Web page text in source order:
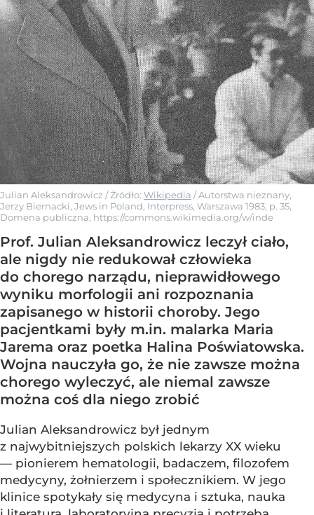
Julian Aleksandrowicz / Źródło: Wikipedia /Autorstwa nieznany,
Jerzy Biernacki, Jews in Poland, Interpress, Warszawa 1983, p. 35,
Domena publiczna, https://commons.wikimedia.org/w/inde
Prof. Julian Aleksandrowicz leczył ciało,
ale nigdy nie redukował człowieka
do chorego narządu, nieprawidłowego
wyniku morfologii ani rozpoznania
zapisanego w historii choroby. Jego
pacjentkami były m.in. malarka Maria
Jarema oraz poetka Halina Poświatowska.
Wojna nauczyła go, że nie zawsze można
chorego wyleczyć, ale niemal zawsze
można coś dla niego zrobić
Julian Aleksandrowicz był jednym
z najwybitniejszych polskich lekarzy XX wieku
— pionierem hematologii, badaczem, filozofem
medycyny, żołnierzem i społecznikiem. W jego
klinice spotykały się medycyna i sztuka, nauka